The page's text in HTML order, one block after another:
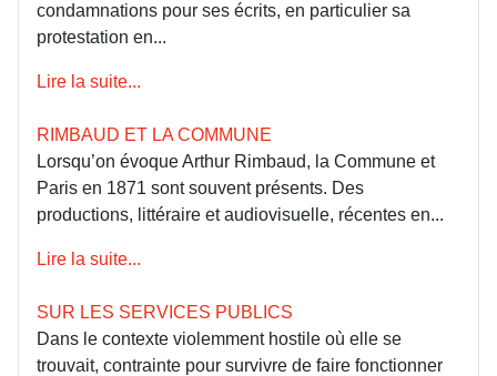
condamnations pour ses écrits, en particulier sa
protestation en...
Lire la suite...
RIMBAUD ET LA COMMUNE
Lorsqu’on évoque Arthur Rimbaud, la Commune et
Paris en 1871 sont souvent présents. Des
productions, littéraire et audiovisuelle, récentes en...
Lire la suite...
SUR LES SERVICES PUBLICS
Dans le contexte violemment hostile où elle se
trouvait, contrainte pour survivre de faire fonctionner